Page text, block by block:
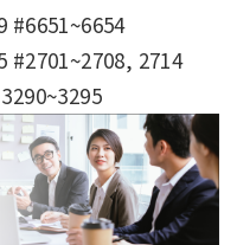
#6651~6654
#2701~2708, 2714